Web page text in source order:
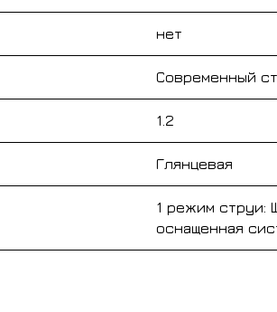
нет
Современный
1.2
Глянцевая
1 режим струи:
оснащенная